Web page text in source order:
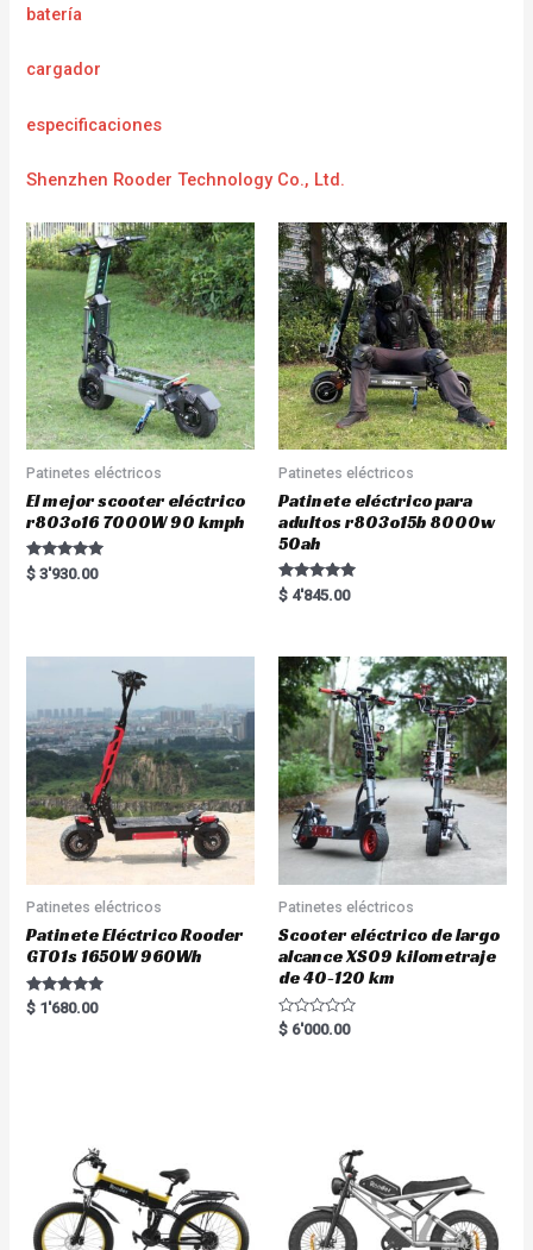
batería
cargador
especificaciones
Shenzhen Rooder Technology Co., Ltd.
Patinetes eléctricos
El mejor scooter eléctrico
r803o16 7000W 90 kmph
Rated
5.00
$ 3'930.00
Patinetes eléctricos
Patinete eléctrico para
adultos r803o15b 8000w
50ah
Rated
5.00
$ 4'845.00
Patinetes eléctricos
Patinete Eléctrico Rooder
GT01s 1650W 960Wh
Rated
5.00
$ 1'680.00
Patinetes eléctricos
Scooter eléctrico de largo
alcance XS09 kilometraje
de 40-120 km
R
a
$ 6'000.00